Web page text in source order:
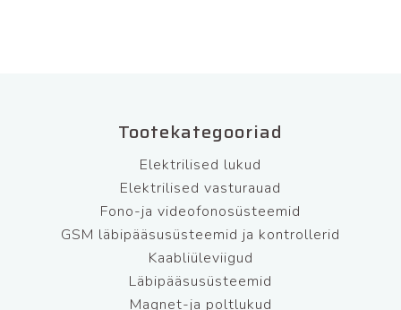
Tootekategooriad
Elektrilised lukud
Elektrilised vasturauad
Fono-ja videofonosüsteemid
GSM läbipääsusüsteemid ja kontrollerid
Kaabliüleviigud
Läbipääsusüsteemid
Magnet-ja poltlukud